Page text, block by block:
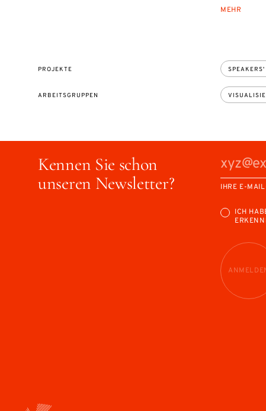
MEHR
PROJEKTE SPEAKERS'
ARBEITSGRUPPEN
Kennen Sie schon
unseren Newsletter?
IHRE E-
ICH